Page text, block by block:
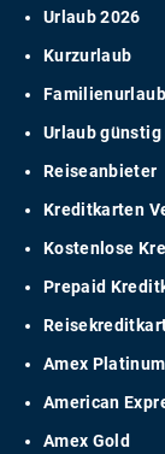
Urlaub 2026
Kurzurlaub
Familienurlaub
Urlaub günstig
Reiseanbieter
Kreditkarten
Kostenlose
Prepaid
Amex
American
Amex Gold